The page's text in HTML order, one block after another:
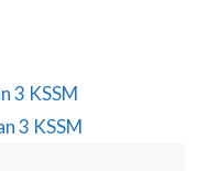
3 KSSM
3 KSSM